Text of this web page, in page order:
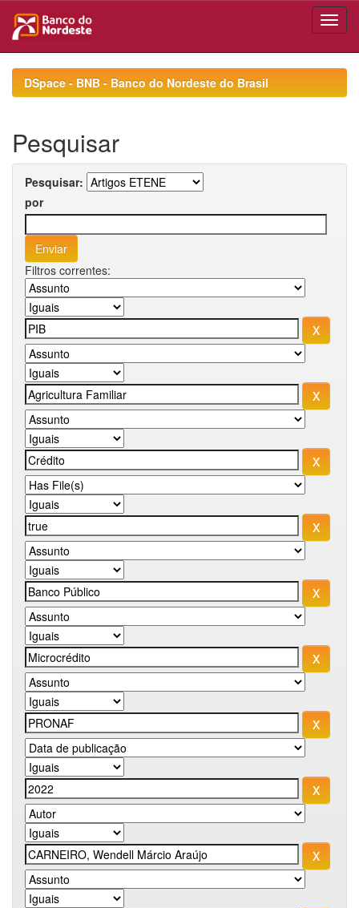
navigationDSpace - BNB - Banco do Nordeste do Brasil
Pesquisar
Pesquisar:
por
Filtros correntes: